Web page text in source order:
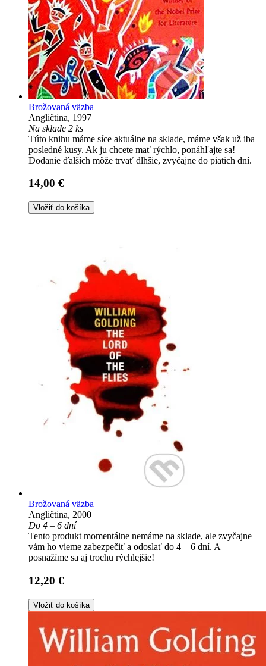
Brožovaná väzba
Angličtina, 1997
Na sklade 2 ks
Túto knihu máme síce aktuálne na sklade, máme však už iba
posledné kusy. Ak ju chcete mať rýchlo, ponáhľajte sa!
Dodanie ďalších môže trvať dlhšie, zvyčajne do piatich dní.
14,00 €
Vložiť do košíka
Brožovaná väzba
Angličtina, 2000
Do 4 – 6 dní
Tento produkt momentálne nemáme na sklade, ale zvyčajne
vám ho vieme zabezpečiť a odoslať do 4 – 6 dní. A
posnažíme sa aj trochu rýchlejšie!
12,20 €
Vložiť do košíka